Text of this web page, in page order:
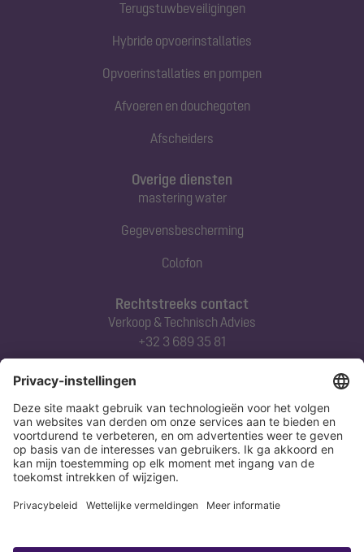
Terugstuwbeveiligingen
Hybride opvoerinstallaties
Opvoerinstallaties en pompen
Afvoeren en douchegoten
Afscheiders
Rechtstreeks contact
Verkoop & Technisch Advies
+32 3 689 35 81
Abonneert u zich op onze nieuwsbrief
Nu aanmelden
Overige diensten
mastering water
Gegevensbescherming
Colofon